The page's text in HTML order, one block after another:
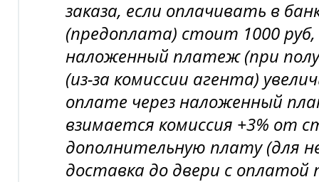
заказа, если оплачивать в
(предоплата) стоит 1000 руб,
наложенный платеж (при
(из-за комиссии агента)
оплате через наложенный
взимается комиссия +3% от
дополнительную плату (для
доставка до двери с оплатой